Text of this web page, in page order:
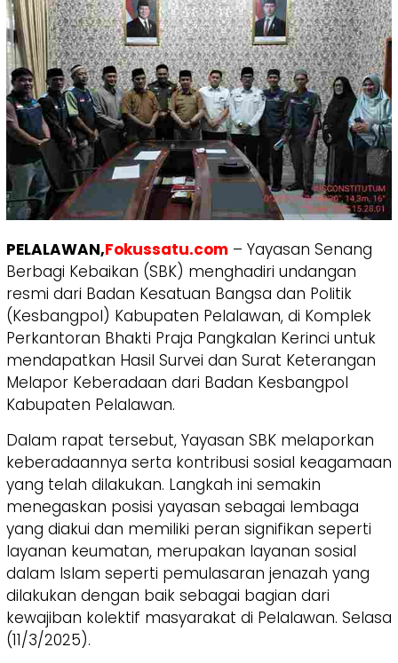
PELALAWAN,Fokussatu.com – Yayasan Senang
Berbagi Kebaikan (SBK) menghadiri undangan
resmi dari Badan Kesatuan Bangsa dan Politik
(Kesbangpol) Kabupaten Pelalawan, di Komplek
Perkantoran Bhakti Praja Pangkalan Kerinci untuk
mendapatkan Hasil Survei dan Surat Keterangan
Melapor Keberadaan dari Badan Kesbangpol
Kabupaten Pelalawan.
Dalam rapat tersebut, Yayasan SBK melaporkan
keberadaannya serta kontribusi sosial keagamaan
yang telah dilakukan. Langkah ini semakin
menegaskan posisi yayasan sebagai lembaga
yang diakui dan memiliki peran signifikan seperti
layanan keumatan, merupakan layanan sosial
dalam Islam seperti pemulasaran jenazah yang
dilakukan dengan baik sebagai bagian dari
kewajiban kolektif masyarakat di Pelalawan. Selasa
(11/3/2025).